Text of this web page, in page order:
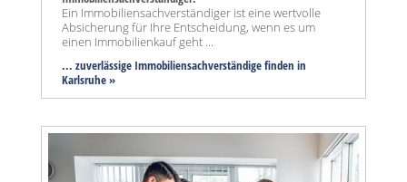
Ein Immobiliensachverständiger ist eine wertvolle
Absicherung für Ihre Entscheidung, wenn es um
einen Immobilienkauf geht ...
... zuverlässige Immobiliensachverständige finden in
Karlsruhe »